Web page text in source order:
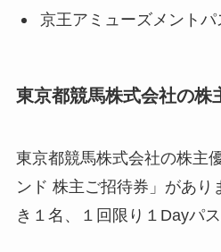
京王アミューズメントパ
東京都競馬株式会社の株
東京都競馬株式会社の株主
ンド 株主ご招待券」があり
き１名、１回限り１Dayパ